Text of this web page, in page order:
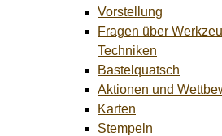
Vorstellung
Fragen über
Techniken
Bastelquatsch
Aktionen und
Karten
Stempeln